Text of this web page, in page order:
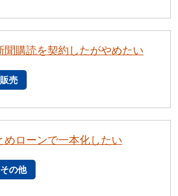
聞購読を契約したがやめたい
売
めローンで一本化したい
その他